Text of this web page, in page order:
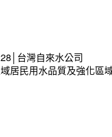
台灣自來水公司
居民用水品質及強化區